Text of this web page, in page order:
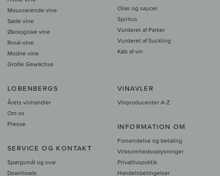
Mousserende vine
Søde vine
Økologiske vine
Rosé-vine
Modne vine
Große Gewächse
Olier og saucer
Spiritus
Vurderet af Parker
Vurderet af Suckling
Køb af vin
LOBENBERGS
Årets vinhandler
Om os
Presse
SERVICE OG KONTAKT
Spørgsmål og svar
Downloads
VINAVLER
Vinproducenter A-Z
INFORMATION OM
Forsendelse og betaling
Virksomhedsoplysninger
Privatlivspolitik
Handelsbetingelser